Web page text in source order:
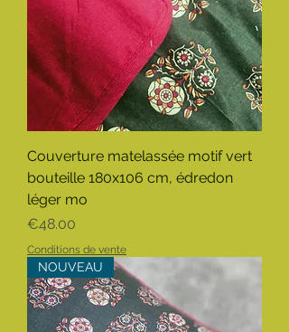
Couverture matelassée motif vert
bouteille 180x106 cm, édredon
léger mo
Price
€48.00
Conditions de vente
NOUVEAU